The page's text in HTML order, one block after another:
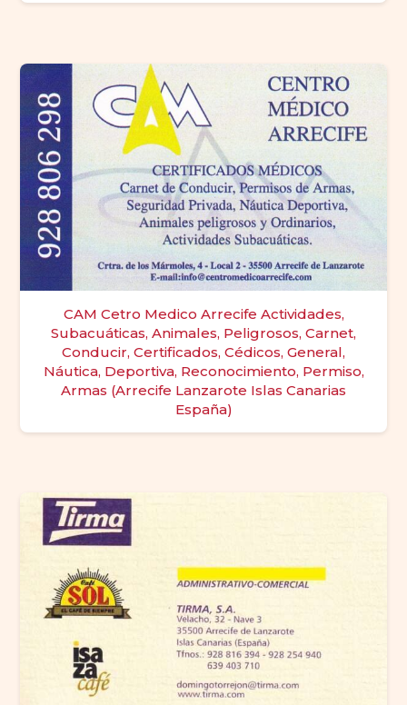
CAM Cetro Medico Arrecife Actividades,
Subacuáticas, Animales, Peligrosos, Carnet,
Conducir, Certificados, Cédicos, General,
Náutica, Deportiva, Reconocimiento, Permiso,
Armas (Arrecife Lanzarote Islas Canarias
España)